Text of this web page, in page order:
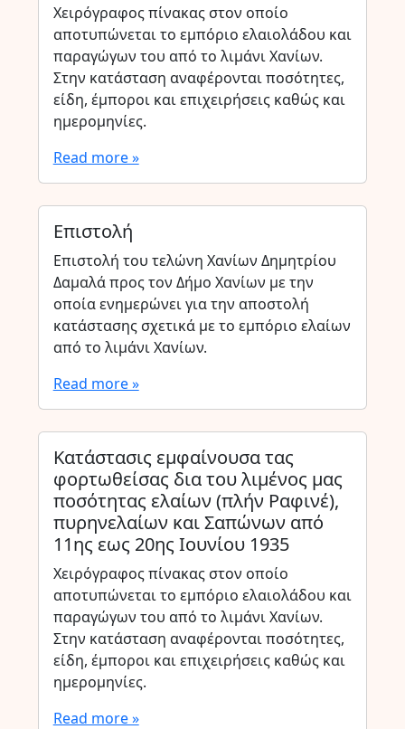
Χειρόγραφος πίνακας στον οποίο
αποτυπώνεται το εμπόριο ελαιολάδου και
παραγώγων του από το λιμάνι Χανίων.
Στην κατάσταση αναφέρονται ποσότητες,
είδη, έμποροι και επιχειρήσεις καθώς και
ημερομηνίες.
Read more »
Επιστολή
Επιστολή του τελώνη Χανίων Δημητρίου
Δαμαλά προς τον Δήμο Χανίων με την
οποία ενημερώνει για την αποστολή
κατάστασης σχετικά με το εμπόριο ελαίων
από το λιμάνι Χανίων.
Read more »
Κατάστασις εμφαίνουσα τας
φορτωθείσας δια του λιμένος μας
ποσότητας ελαίων (πλήν Ραφινέ),
πυρηνελαίων και Σαπώνων από
11ης εως 20ης Ιουνίου 1935
Χειρόγραφος πίνακας στον οποίο
αποτυπώνεται το εμπόριο ελαιολάδου και
παραγώγων του από το λιμάνι Χανίων.
Στην κατάσταση αναφέρονται ποσότητες,
είδη, έμποροι και επιχειρήσεις καθώς και
ημερομηνίες.
Read more »